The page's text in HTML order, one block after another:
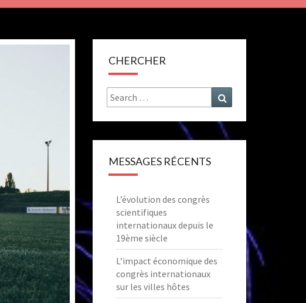
CHERCHER
Search
for:
MESSAGES RÉCENTS
L’évolution des congrès
scientifiques
internationaux depuis le
19ème siècle
L’impact économique des
congrès internationaux
sur les villes hôtes